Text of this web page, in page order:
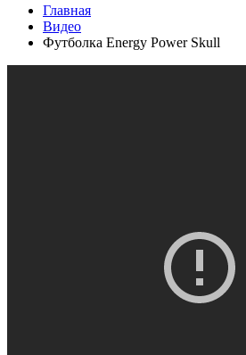
Главная
Видео
Футболка Energy Power Skull